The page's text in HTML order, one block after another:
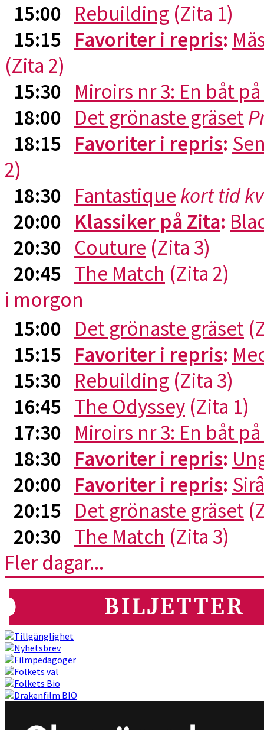
15:00 Rebuilding (Zita 1)
15:15 Favoriter i repris:
(Zita 2)
15:30 Miroirs nr 3: En båt
18:00 Det grönaste gräset
18:15 Favoriter i repris:
2)
18:30 Fantastique kort tid
20:00 Klassiker på Zita:
20:30 Couture (Zita 3)
20:45 The Match (Zita 2)
i morgon
15:00 Det grönaste gräset
15:15 Favoriter i repris:
15:30 Rebuilding (Zita 3)
16:45 The Odyssey (Zita 1)
17:30 Miroirs nr 3: En båt
18:30 Favoriter i repris:
20:00 Favoriter i repris:
20:15 Det grönaste gräset
20:30 The Match (Zita 3)
Fler dagar...